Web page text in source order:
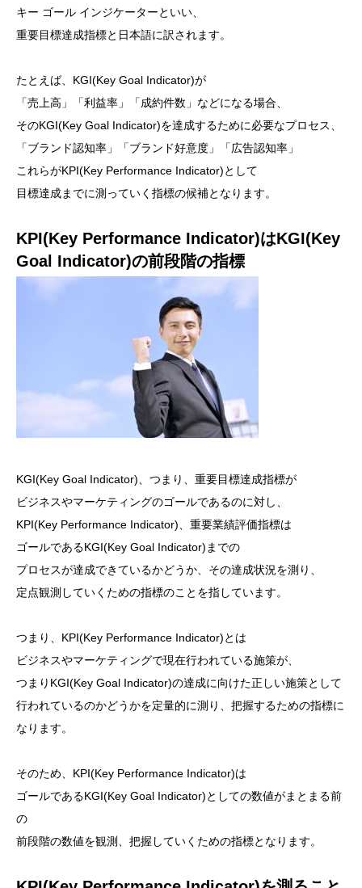
キー ゴール インジケーターといい、
重要目標達成指標と日本語に訳されます。
たとえば、KGI(Key Goal Indicator)が
「売上高」「利益率」「成約件数」などになる場合、
そのKGI(Key Goal Indicator)を達成するために必要なプロセス、
「ブランド認知率」「ブランド好意度」「広告認知率」
これらがKPI(Key Performance Indicator)として
目標達成までに測っていく指標の候補となります。
KPI(Key Performance Indicator)はKGI(Key
Goal Indicator)の前段階の指標
KGI(Key Goal Indicator)、つまり、重要目標達成指標が
ビジネスやマーケティングのゴールであるのに対し、
KPI(Key Performance Indicator)、重要業績評価指標は
ゴールであるKGI(Key Goal Indicator)までの
プロセスが達成できているかどうか、その達成状況を測り、
定点観測していくための指標のことを指しています。
つまり、KPI(Key Performance Indicator)とは
ビジネスやマーケティングで現在行われている施策が、
つまりKGI(Key Goal Indicator)の達成に向けた正しい施策として
行われているのかどうかを定量的に測り、把握するための指標に
なります。
そのため、KPI(Key Performance Indicator)は
ゴールであるKGI(Key Goal Indicator)としての数値がまとまる前
の
前段階の数値を観測、把握していくための指標となります。